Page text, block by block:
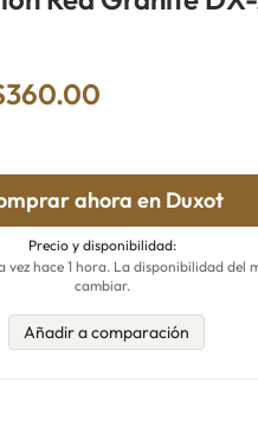
ahora en Duxot
Precio y disponibilidad:
hace 1 hora. La disponibilidad del
cambiar.
Añadir a comparación